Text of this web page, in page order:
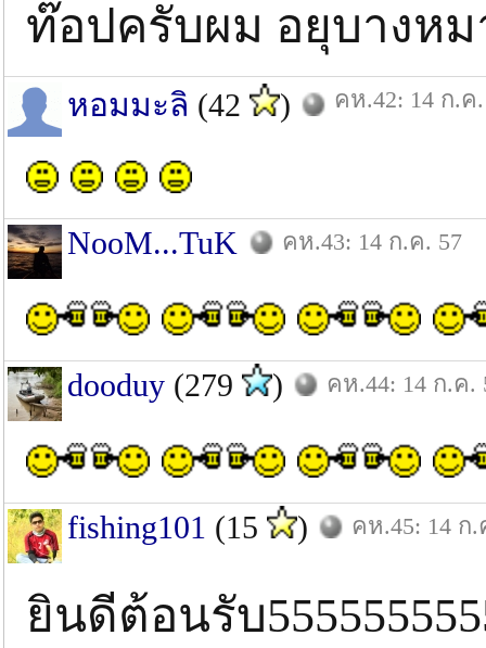
ท๊อปครับผม อยุบางห
หอมมะลิ (42 ) คห.42: 14 ก.ค
NooM...TuK คห.43: 14 ก.ค. 57
dooduy (279 ) คห.44: 14 ก.ค.
fishing101 (15 ) คห.45: 14 ก.
ยินดีต้อนรับ